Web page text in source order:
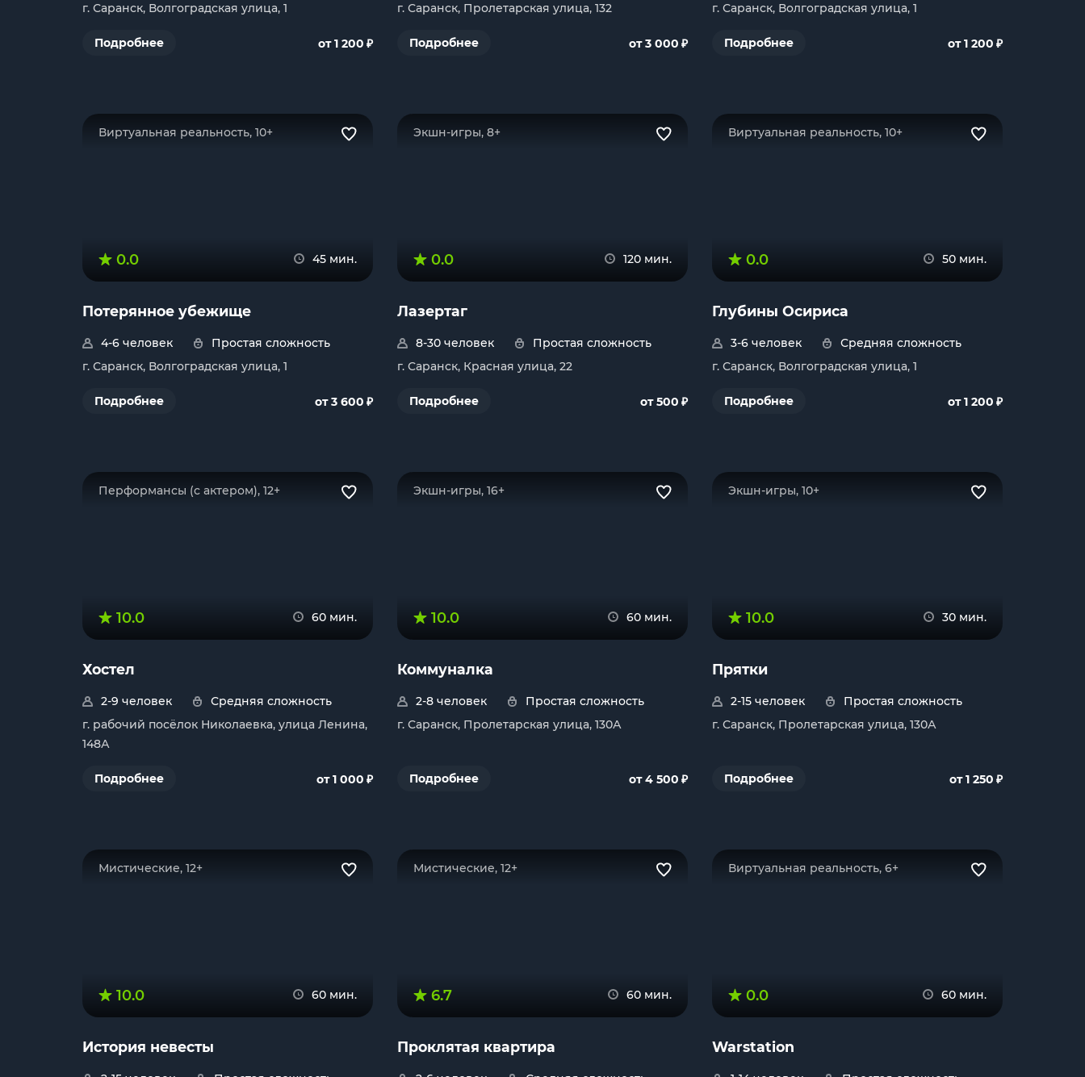
г. Саранск, Волгоградская улица, 1
Подробнее от 1 200 ₽
г. Саранск, Пролетарская улица, 132
Подробнее от 3 000 ₽
г. Саранск, Волгоградская улица, 1
Подробнее от 1 200 ₽
Виртуальная реальность, 10+
0.0 45 мин.
Потерянное убежище
4-6 человек
Простая сложность
г. Саранск, Волгоградская улица, 1
Подробнее от 3 600 ₽
Экшн-игры, 8+
0.0 120 мин.
Лазертаг
8-30 человек
Простая сложность
г. Саранск, Красная улица, 22
Подробнее от 500 ₽
Виртуальная реальность, 10+
0.0 50 мин.
Глубины Осириса
3-6 человек
Средняя сложность
г. Саранск, Волгоградская улица, 1
Подробнее от 1 200 ₽
Перформансы (с актером), 12+
10.0 60 мин.
Хостел
2-9 человек
Средняя сложность
г. рабочий посёлок Николаевка, улица Ленина,
148А
Подробнее от 1 000 ₽
Экшн-игры, 16+
10.0 60 мин.
Коммуналка
2-8 человек
Простая сложность
г. Саранск, Пролетарская улица, 130А
Подробнее от 4 500 ₽
Экшн-игры, 10+
10.0 30 мин.
Прятки
2-15 человек
Простая сложность
г. Саранск, Пролетарская улица, 130А
Подробнее от 1 250 ₽
Мистические, 12+
10.0 60 мин.
История невесты
Мистические, 12+
6.7 60 мин.
Проклятая квартира
Виртуальная реальность, 6+
0.0 60 мин.
Warstation